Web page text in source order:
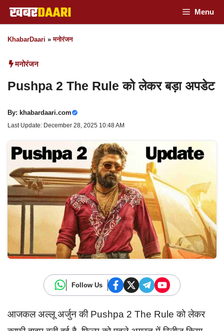
Skip
to
content
Menu
KhabarDaari »मनोरंजन
मनोरंजन
Pushpa 2 The Rule को लेकर बड़ा अपडेट
By: khabardaari.com
Last Update: December 28, 2025 10:48 AM
Follow Us
आजकल अल्लू अर्जुन की Pushpa 2 The Rule को लेकर